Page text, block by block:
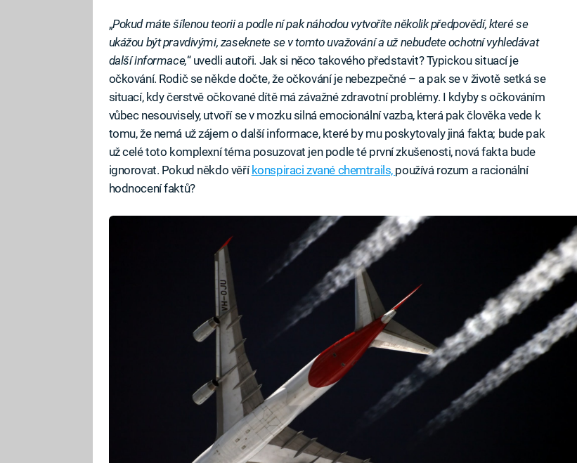
„Pokud máte šílenou teorii a podle ní pak náhodou vytvoříte několik předpovědí, které se
ukážou být pravdivými, zaseknete se v tomto uvažování a už nebudete ochotní vyhledávat
další informace,“ uvedli autoři. Jak si něco takového představit? Typickou situací je
očkování. Rodič se někde dočte, že očkování je nebezpečné – a pak se v životě setká se
situací, kdy čerstvě očkované dítě má závažné zdravotní problémy. I kdyby s očkováním
vůbec nesouvisely, utvoří se v mozku silná emocionální vazba, která pak člověka vede k
tomu, že nemá už zájem o další informace, které by mu poskytovaly jiná fakta; bude pak
už celé toto komplexní téma posuzovat jen podle té první zkušenosti, nová fakta bude
ignorovat. Pokud někdo věříkonspiraci zvané chemtrails, používá rozum a racionální
hodnocení faktů?